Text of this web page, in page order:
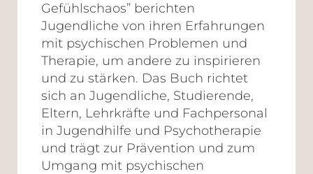
Gefühlschaos” berichten
Jugendliche von ihren Erfahrungen
mit psychischen Problemen und
Therapie, um andere zu inspirieren
und zu stärken. Das Buch richtet
sich an Jugendliche, Studierende,
Eltern, Lehrkräfte und Fachpersonal
in Jugendhilfe und Psychotherapie
und trägt zur Prävention und zum
Umgang mit psychischen